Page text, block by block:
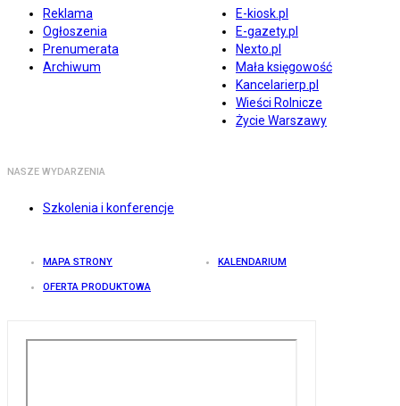
Reklama
Ogłoszenia
Prenumerata
Archiwum
E-kiosk.pl
E-gazety.pl
Nexto.pl
Mała księgowość
Kancelarierp.pl
Wieści Rolnicze
Życie Warszawy
NASZE WYDARZENIA
Szkolenia i konferencje
MAPA STRONY KALENDARIUM
OFERTA PRODUKTOWA